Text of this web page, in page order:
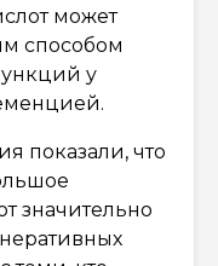
может
способом
у
показали, что
значительно